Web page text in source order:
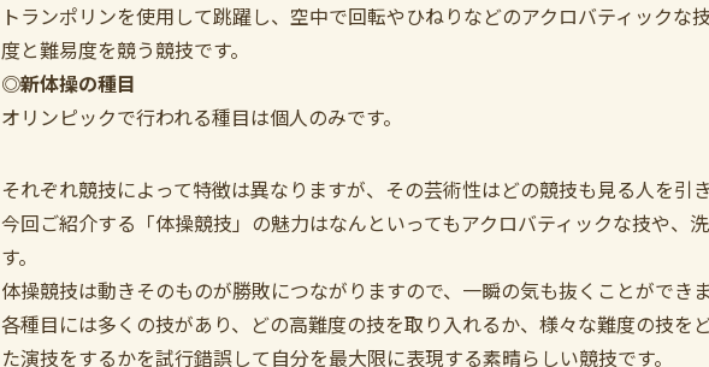
トランポリンを使用して跳躍し、空中で回転やひねりなどのアクロバティックな
度と難易度を競う競技です。
◎新体操の種目
オリンピックで行われる種目は個人のみです。
それぞれ競技によって特徴は異なりますが、その芸術性はどの競技も見る人を引
今回ご紹介する「体操競技」の魅力はなんといってもアクロバティックな技や、
す。
体操競技は動きそのものが勝敗につながりますので、一瞬の気も抜くことができま
各種目には多くの技があり、どの高難度の技を取り入れるか、様々な難度の技を
た演技をするかを試行錯誤して自分を最大限に表現する素晴らしい競技です。